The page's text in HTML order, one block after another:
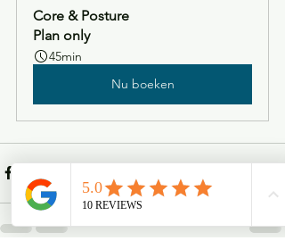
Core & Posture
Plan only
45min
Nu boeken